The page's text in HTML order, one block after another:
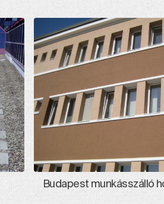
Budapest munkásszálló